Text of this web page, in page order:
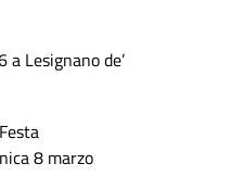
Lesignano de’
8 marzo